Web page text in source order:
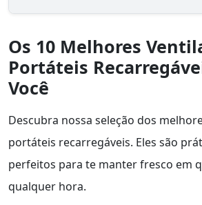
Os 10 Melhores
Portáteis
Você
Descubra nossa seleção dos
portáteis recarregáveis. Eles são
perfeitos para te manter fresco em
qualquer hora.